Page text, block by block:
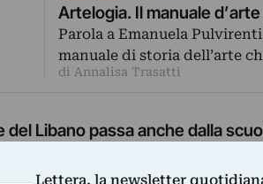
Artelogia. Il manuale
Parola a Emanuela
manuale di storia dell’arte
di Annalisa Trasatti
del Libano passa anche dalla
violenta esplosione ha devastato
Lettera, la newsletter